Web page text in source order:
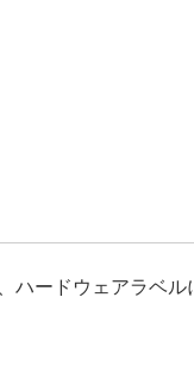
ハードウェアラベ